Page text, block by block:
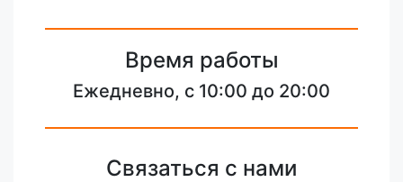
Время работы
Ежедневно, с 10:00 до 20:00
Связаться с нами